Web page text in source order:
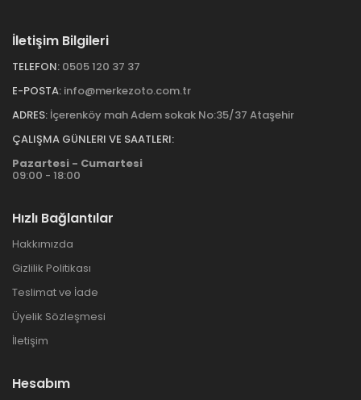
İletişim Bilgileri
TELEFON: 0505 120 37 37
E-POSTA: info@merkezoto.com.tr
ADRES: İçerenköy mah Adem sokak No:35/37 Ataşehir
ÇALIŞMA GÜNLERI VE SAATLERI:
Pazartesi - Cumartesi
09:00 - 18:00
Hızlı Bağlantılar
Hakkımızda
Gizlilik Politikası
Teslimat ve İade
Üyelik Sözleşmesi
İletişim
Hesabım